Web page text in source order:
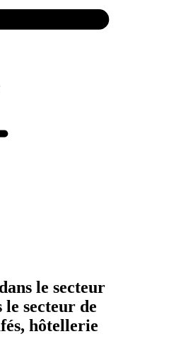
le secteur
secteur de
hôtellerie